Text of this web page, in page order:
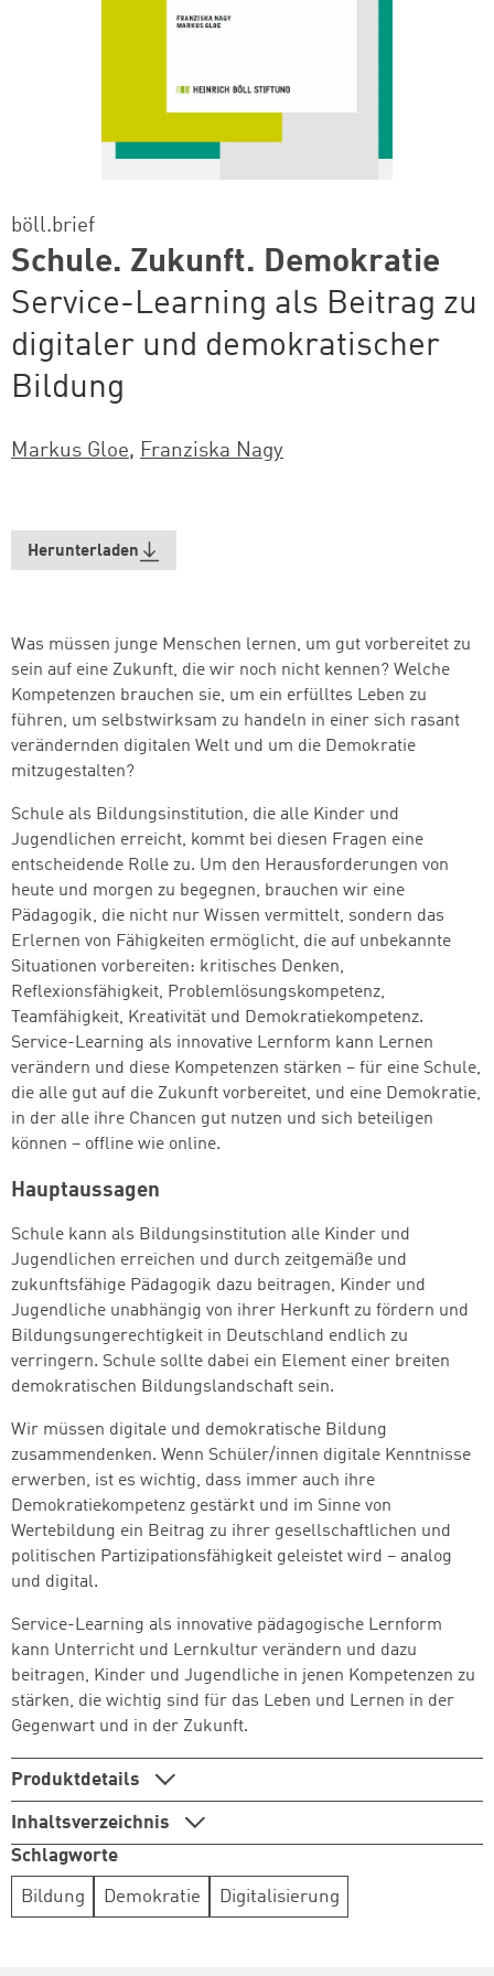
böll.brief
Schule. Zukunft. Demokratie
Service-Learning als Beitrag zu
digitaler und demokratischer
Bildung
Markus Gloe, Franziska Nagy
Herunterladen
Was müssen junge Menschen lernen, um gut vorbereitet zu
sein auf eine Zukunft, die wir noch nicht kennen? Welche
Kompetenzen brauchen sie, um ein erfülltes Leben zu
führen, um selbstwirksam zu handeln in einer sich rasant
verändernden digitalen Welt und um die Demokratie
mitzugestalten?
Schule als Bildungsinstitution, die alle Kinder und
Jugendlichen erreicht, kommt bei diesen Fragen eine
entscheidende Rolle zu. Um den Herausforderungen von
heute und morgen zu begegnen, brauchen wir eine
Pädagogik, die nicht nur Wissen vermittelt, sondern das
Erlernen von Fähigkeiten ermöglicht, die auf unbekannte
Situationen vorbereiten: kritisches Denken,
Reflexionsfähigkeit, Problemlösungskompetenz,
Teamfähigkeit, Kreativität und Demokratiekompetenz.
Service-Learning als innovative Lernform kann Lernen
verändern und diese Kompetenzen stärken – für eine Schule,
die alle gut auf die Zukunft vorbereitet, und eine Demokratie,
in der alle ihre Chancen gut nutzen und sich beteiligen
können – offline wie online.
Hauptaussagen
Schule kann als Bildungsinstitution alle Kinder und
Jugendlichen erreichen und durch zeitgemäße und
zukunftsfähige Pädagogik dazu beitragen, Kinder und
Jugendliche unabhängig von ihrer Herkunft zu fördern und
Bildungsungerechtigkeit in Deutschland endlich zu
verringern. Schule sollte dabei ein Element einer breiten
demokratischen Bildungslandschaft sein.
Wir müssen digitale und demokratische Bildung
zusammendenken. Wenn Schüler/innen digitale Kenntnisse
erwerben, ist es wichtig, dass immer auch ihre
Demokratiekompetenz gestärkt und im Sinne von
Wertebildung ein Beitrag zu ihrer gesellschaftlichen und
politischen Partizipationsfähigkeit geleistet wird – analog
und digital.
Service-Learning als innovative pädagogische Lernform
kann Unterricht und Lernkultur verändern und dazu
beitragen, Kinder und Jugendliche in jenen Kompetenzen zu
stärken, die wichtig sind für das Leben und Lernen in der
Gegenwart und in der Zukunft.
Produktdetails
Inhaltsverzeichnis
Schlagworte
Bildung Demokratie Digitalisierung